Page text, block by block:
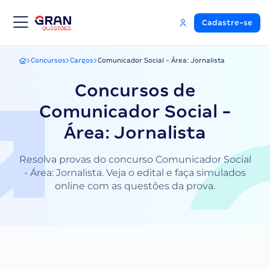
Cadastre-se
Gran Questões
Concursos Cargos Comunicador Social - Área: Jornalista
Concursos de
Comunicador Social -
Área: Jornalista
Resolva provas do concurso Comunicador Social
- Área: Jornalista. Veja o edital e faça simulados
online com as questões da prova.